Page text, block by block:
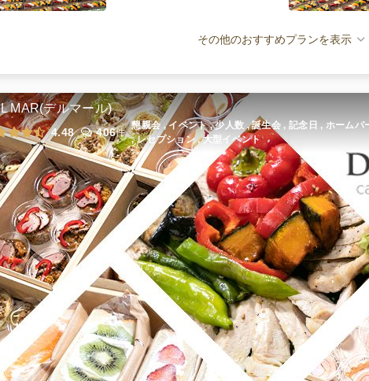
出張鮨あり！鮨うえさわ 雅ケータリ
ング
ケータリング 5,500円/人
鮨うえさわ 全品小分け・雅～MIYABI
～
オードブル
2,160円/人
全てのプランを見る（10件）
その他のおすすめプランを表示
MAR(デルマール)
4.48 406件
懇親会 , イベント , 少人数 , 誕生会 , 記念日 , ホーム
, レセプション , 大型イベント